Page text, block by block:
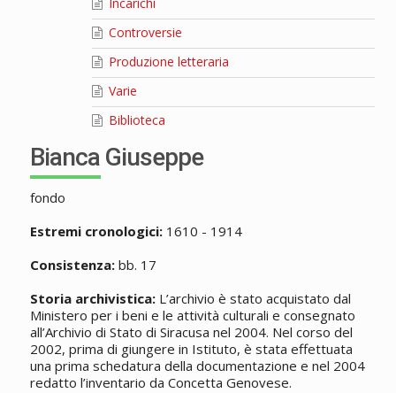
Controversie
Produzione letteraria
Varie
Biblioteca
Bianca Giuseppe
fondo
Estremi cronologici:1610 - 1914
Consistenza:bb. 17
Storia archivistica:L’archivio è stato acquistato dal
Ministero per i beni e le attività culturali e consegnato
all’Archivio di Stato di Siracusa nel 2004. Nel corso del
2002, prima di giungere in Istituto, è stata effettuata
una prima schedatura della documentazione e nel 2004
redatto l’inventario da Concetta Genovese.